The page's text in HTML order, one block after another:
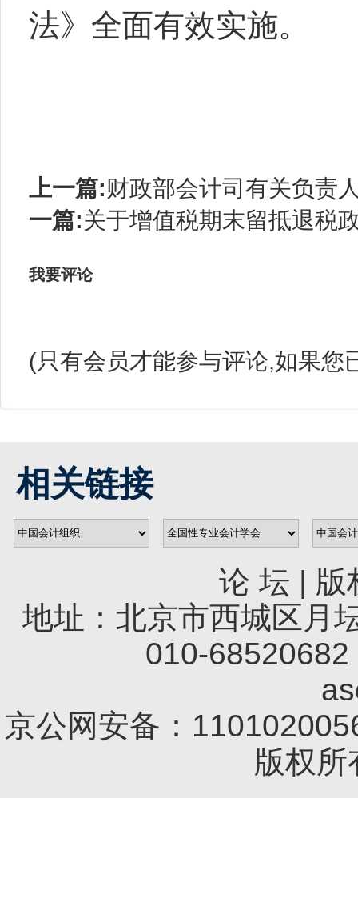
法》全面有效实施。
上一篇:财政部会计司有关负责
一篇:关于增值税期末留抵退税
我要评论
(只有会员才能参与评论,如果您
相关链接
论 坛 | 版
地址：北京市西城区月
010-
京公网安备：
版权